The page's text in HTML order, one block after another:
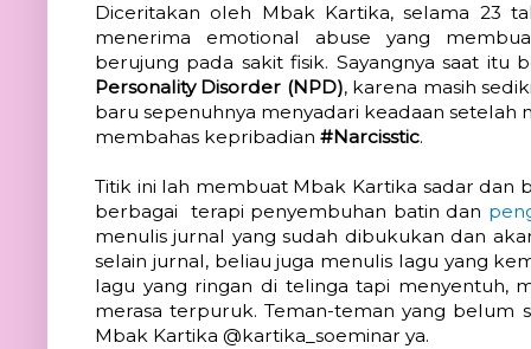
Diceritakan oleh Mbak Kartika, selama 23
menerima emotional abuse yang
berujung pada sakit fisik. Sayangnya saat
Personality Disorder (NPD), karena masih
baru sepenuhnya menyadari keadaan setelah
membahas kepribadian #Narcisstic.
Titik ini lah membuat Mbak Kartika sadar dan
berbagai  terapi penyembuhan batin dan
menulis jurnal yang sudah dibukukan dan
selain jurnal, beliau juga menulis lagu yang
lagu yang ringan di telinga tapi menyentuh,
merasa terpuruk. Teman-teman yang belum
Mbak Kartika @kartika_soeminar ya.